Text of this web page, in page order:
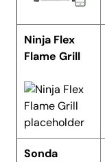
Ninja Flex
Flame Grill
Sonda